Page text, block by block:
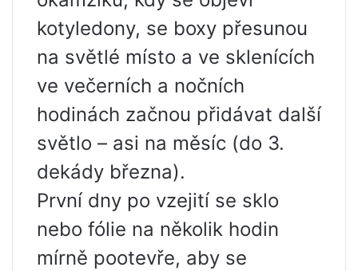
kotyledony, se boxy přesunou
na světlé místo a ve sklenících
ve večerních a nočních
hodinách začnou přidávat další
světlo – asi na měsíc (do 3.
dekády března).
První dny po vzejití se sklo
nebo fólie na několik hodin
mírně pootevře, aby se